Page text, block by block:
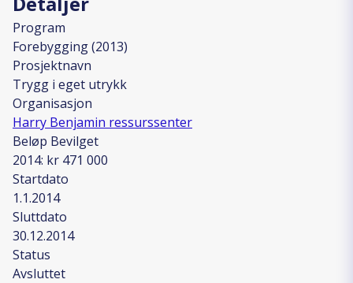
Program
Forebygging (2013)
Prosjektnavn
Trygg i eget utrykk
Organisasjon
Harry Benjamin ressurssenter
Beløp Bevilget
2014: kr 471 000
Startdato
1.1.2014
Sluttdato
30.12.2014
Status
Avsluttet